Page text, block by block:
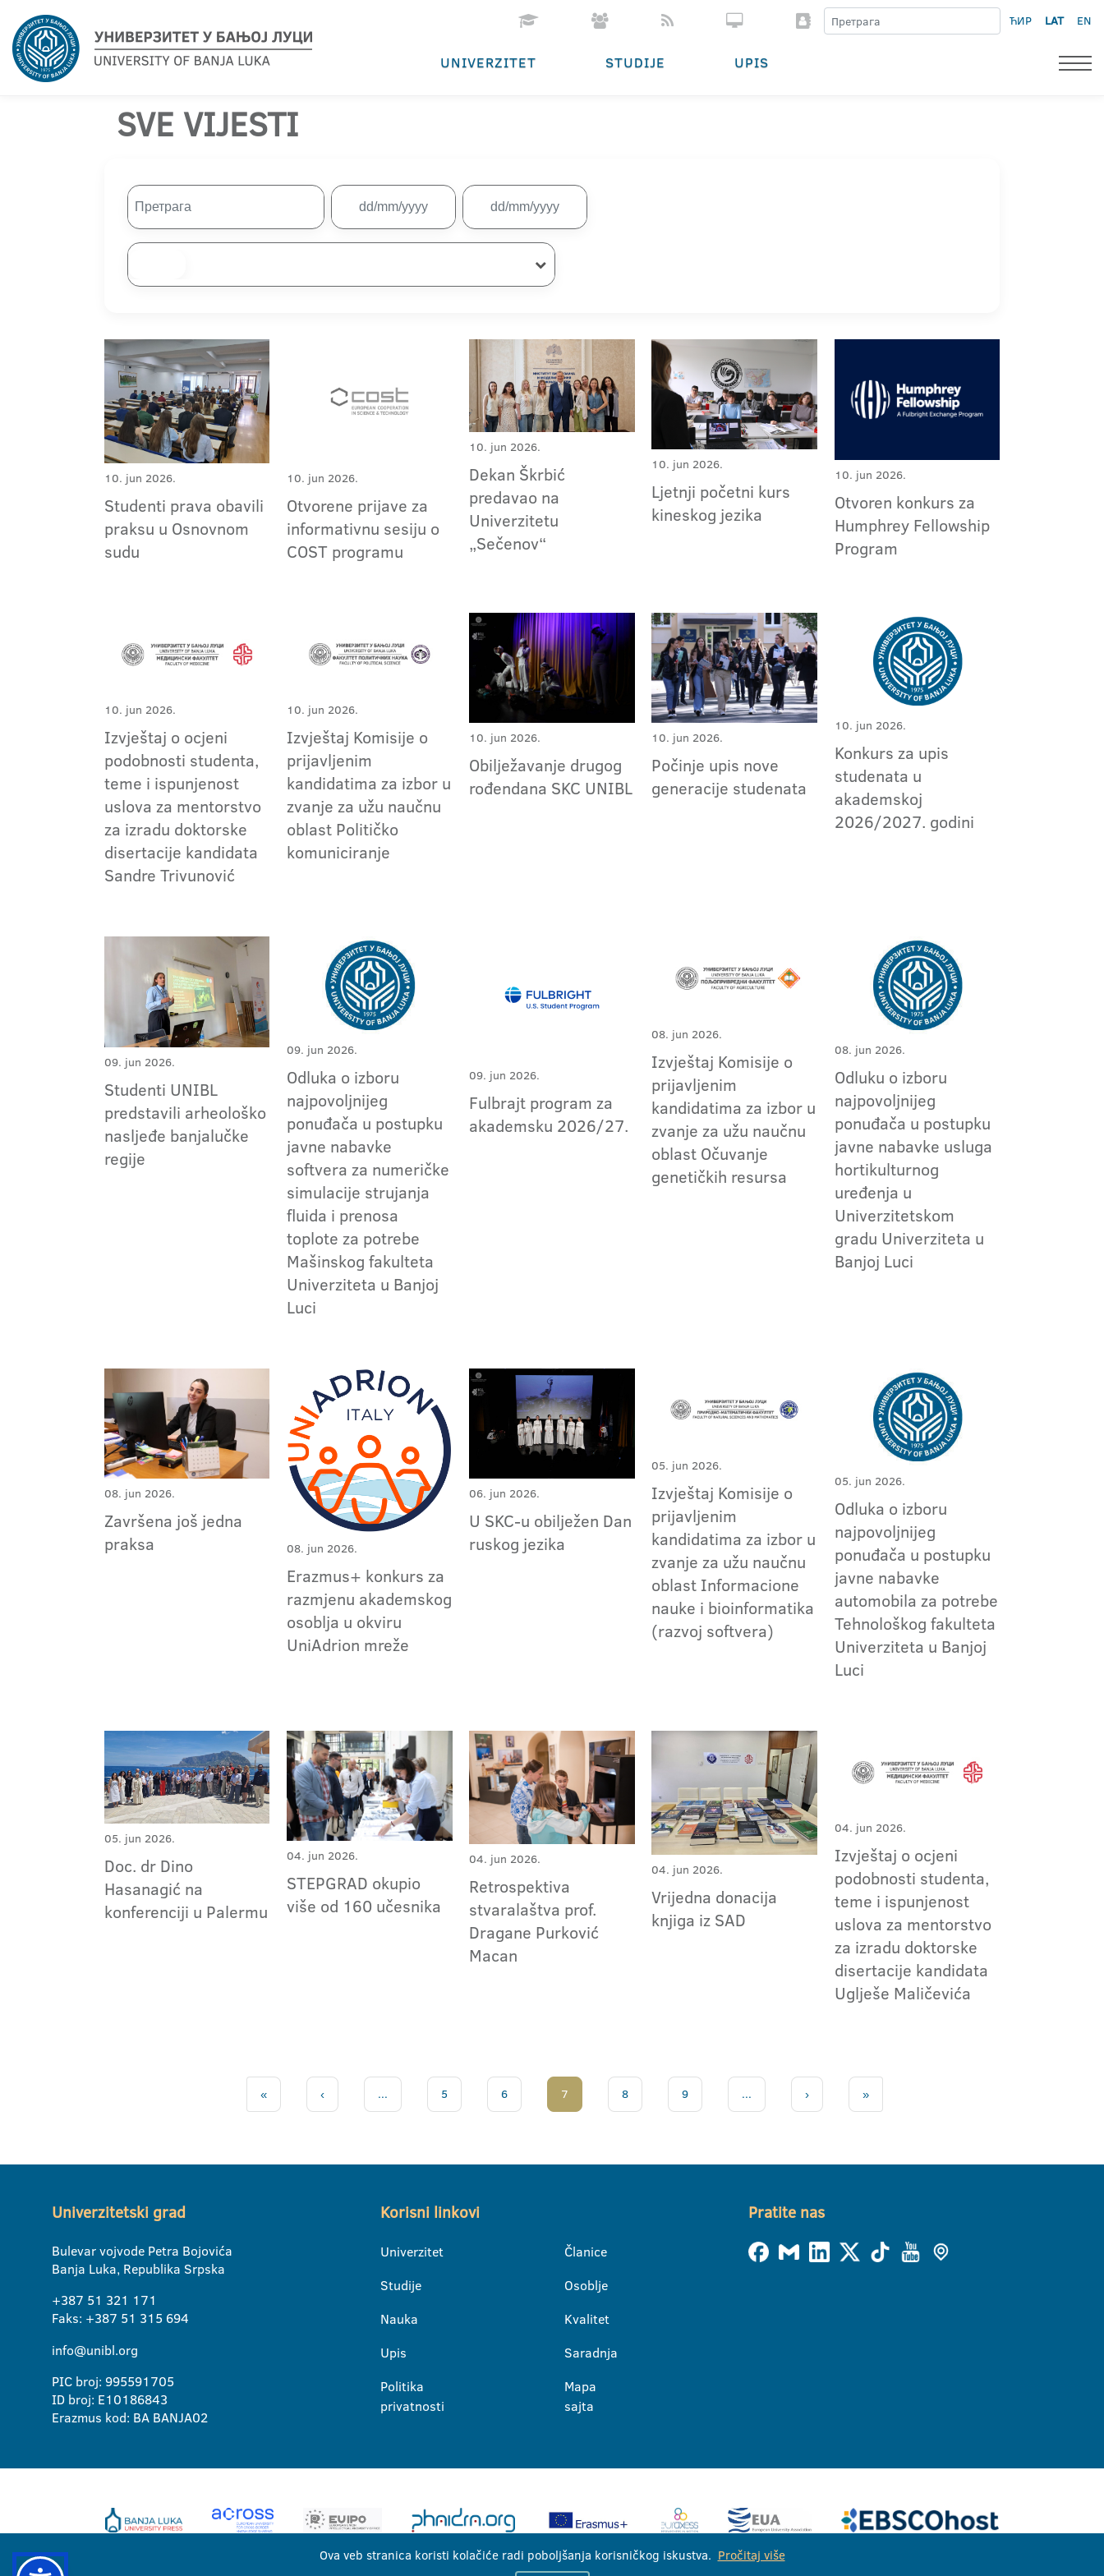
ЋИР LAT EN
UNIVERZITET STUDIJE UPIS
SVE VIJESTI
10. jun 2026.
Studenti prava obavili
praksu u Osnovnom
sudu
10. jun 2026.
Otvorene prijave za
informativnu sesiju o
COST programu
10. jun 2026.
Dekan Škrbić
predavao na
Univerzitetu
„Sečenov“
10. jun 2026.
Ljetnji početni kurs
kineskog jezika
10. jun 2026.
Otvoren konkurs za
Humphrey Fellowship
Program
10. jun 2026.
Izvještaj o ocjeni
podobnosti studenta,
teme i ispunjenost
uslova za mentorstvo
za izradu doktorske
disertacije kandidata
Sandre Trivunović
10. jun 2026.
Izvještaj Komisije o
prijavljenim
kandidatima za izbor u
zvanje za užu naučnu
oblast Političko
komuniciranje
10. jun 2026.
Obilježavanje drugog
rođendana SKC UNIBL
10. jun 2026.
Počinje upis nove
generacije studenata
10. jun 2026.
Konkurs za upis
studenata u
akademskoj
2026/2027. godini
09. jun 2026.
Studenti UNIBL
predstavili arheološko
nasljeđe banjalučke
regije
09. jun 2026.
Odluka o izboru
najpovoljnijeg
ponuđača u postupku
javne nabavke
softvera za numeričke
simulacije strujanja
fluida i prenosa
toplote za potrebe
Mašinskog fakulteta
Univerziteta u Banjoj
Luci
09. jun 2026.
Fulbrajt program za
akademsku 2026/27.
08. jun 2026.
Izvještaj Komisije o
prijavljenim
kandidatima za izbor u
zvanje za užu naučnu
oblast Očuvanje
genetičkih resursa
08. jun 2026.
Odluku o izboru
najpovoljnijeg
ponuđača u postupku
javne nabavke usluga
hortikulturnog
uređenja u
Univerzitetskom
gradu Univerziteta u
Banjoj Luci
08. jun 2026.
Završena još jedna
praksa
08. jun 2026.
Erazmus+ konkurs za
razmjenu akademskog
osoblja u okviru
UniAdrion mreže
06. jun 2026.
U SKC-u obilježen Dan
ruskog jezika
05. jun 2026.
Izvještaj Komisije o
prijavljenim
kandidatima za izbor u
zvanje za užu naučnu
oblast Informacione
nauke i bioinformatika
(razvoj softvera)
05. jun 2026.
Odluka o izboru
najpovoljnijeg
ponuđača u postupku
javne nabavke
automobila za potrebe
Tehnološkog fakulteta
Univerziteta u Banjoj
Luci
05. jun 2026.
Doc. dr Dino
Hasanagić na
konferenciji u Palermu
04. jun 2026.
STEPGRAD okupio
više od 160 učesnika
04. jun 2026.
Retrospektiva
stvaralaštva prof.
Dragane Purković
Macan
04. jun 2026.
Vrijedna donacija
knjiga iz SAD
04. jun 2026.
Izvještaj o ocjeni
podobnosti studenta,
teme i ispunjenost
uslova za mentorstvo
za izradu doktorske
disertacije kandidata
Uglješe Maličevića
« ‹ ... 5 6 7 8 9 ... › »
Univerzitetski grad
Bulevar vojvode Petra Bojovića
Banja Luka, Republika Srpska
+387 51 321 171
Faks: +387 51 315 694
info@unibl.org
PIC broj: 995591705
ID broj: E10186843
Erazmus kod: BA BANJA02
Korisni linkovi
Univerzitet
Studije
Nauka
Upis
Politika
privatnosti
Članice
Osoblje
Kvalitet
Saradnja
Mapa
sajta
Pratite nas
Ova veb stranica koristi kolačiće radi poboljšanja korisničkog iskustva. Pročitaj više